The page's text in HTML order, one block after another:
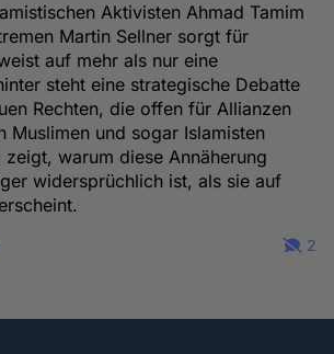
Aktivisten Ahmad Tamim
Martin Sellner sorgt für
auf mehr als nur eine
steht eine strategische Debatte
Rechten, die offen für Allianzen
Muslimen und sogar Islamisten
warum diese Annäherung
widersprüchlich ist, als sie auf
2